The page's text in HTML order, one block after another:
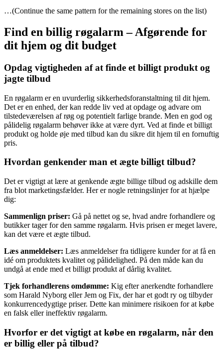
…(Continue the same pattern for the remaining stores on the list)
Find en billig røgalarm – Afgørende for
dit hjem og dit budget
Opdag vigtigheden af at finde et billigt produkt og
jagte tilbud
En røgalarm er en uvurderlig sikkerhedsforanstaltning til dit hjem.
Det er en enhed, der kan redde liv ved at opdage og advare om
tilstedeværelsen af røg og potentielt farlige brande. Men en god og
pålidelig røgalarm behøver ikke at være dyrt. Ved at finde et billigt
produkt og holde øje med tilbud kan du sikre dit hjem til en fornuftig
pris.
Hvordan genkender man et ægte billigt tilbud?
Det er vigtigt at lære at genkende ægte billige tilbud og adskille dem
fra blot marketingsfælder. Her er nogle retningslinjer for at hjælpe
dig:
Sammenlign priser: Gå på nettet og se, hvad andre forhandlere og
butikker tager for den samme røgalarm. Hvis prisen er meget lavere,
kan det være et ægte tilbud.
Læs anmeldelser: Læs anmeldelser fra tidligere kunder for at få en
idé om produktets kvalitet og pålidelighed. På den måde kan du
undgå at ende med et billigt produkt af dårlig kvalitet.
Tjek forhandlerens omdømme: Kig efter anerkendte forhandlere
som Harald Nyborg eller Jem og Fix, der har et godt ry og tilbyder
konkurrencedygtige priser. Dette kan minimere risikoen for at købe
en falsk eller ineffektiv røgalarm.
Hvorfor er det vigtigt at købe en røgalarm, når den
er billig eller på tilbud?